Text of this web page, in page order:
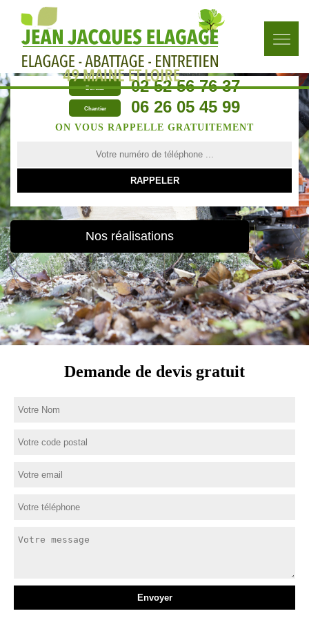
Bureau 02 52 56 76 37
Chantier 06 26 05 45 99
ON VOUS RAPPELLE GRATUITEMENT
Nos réalisations
Demande de devis gratuit